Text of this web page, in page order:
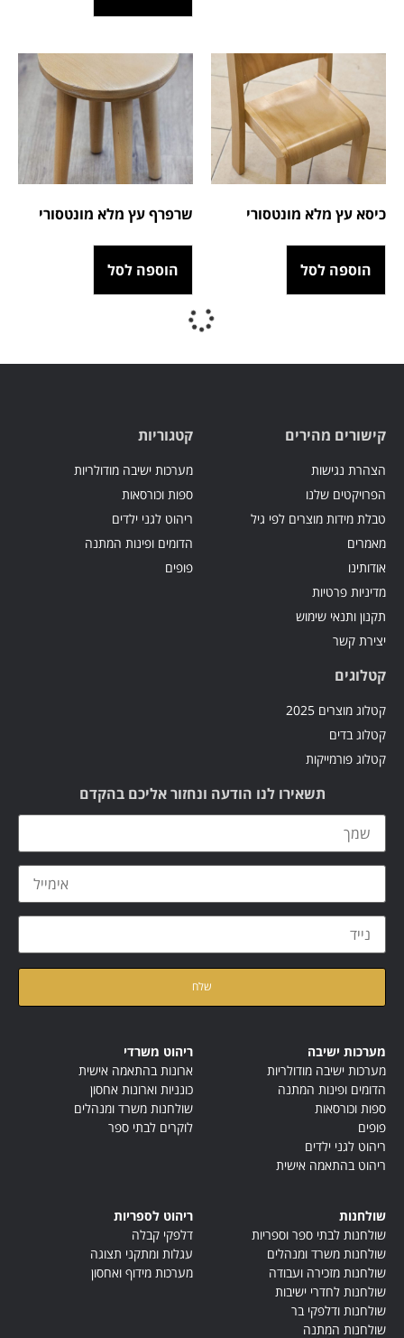
כיסא עץ מלא מונטסורי
הוספה לסל
שרפרף עץ מלא מונטסורי
הוספה לסל
מרחבי לימוד מונטסורי
הוספה לסל
סט כורסאות לגני ילדים –
הוספה לסל
ספת ילדים – תלת
הוספה לסל
פינת קריאה -קורנר
הפרויקטים שלנו
טבלת מידות מוצרים לפי גיל
מאמרים
אודותינו
מדיניות פרטיות
ספות וכורסאות
ריהוט לגני ילדים
הדומים ופינות המתנה
פופים
קטלוגים
קטלוג מוצרים 2025
קטלוג בדים
קטלוג פורמייקות